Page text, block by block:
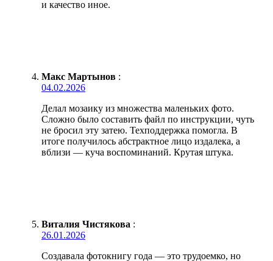
и качество иное.
Макс Мартынов :
04.02.2026
Делал мозаику из множества маленьких фото.
Сложно было составить файл по инструкции, чуть
не бросил эту затею. Техподдержка помогла. В
итоге получилось абстрактное лицо издалека, а
вблизи — куча воспоминаний. Крутая штука.
Виталия Чистякова :
26.01.2026
Создавала фотокнигу года — это трудоемко, но